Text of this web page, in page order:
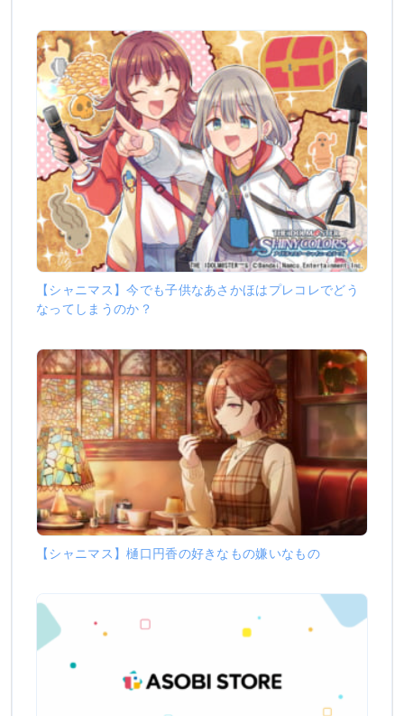
【シャニマス】今でも子供なあさかほはプレコレでどう
なってしまうのか？
【シャニマス】樋口円香の好きなもの嫌いなもの